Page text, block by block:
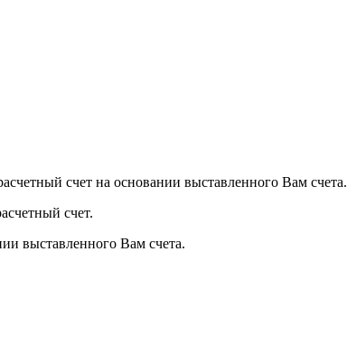
счет на основании выставленного Вам счета.
счет.
выставленного Вам счета.